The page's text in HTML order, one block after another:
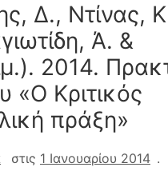
Δ., Ντίνας,
Ά. &
2014.
«Ο Κριτικός
πράξη»
στις 1 Ιανουαρίου 2014 .